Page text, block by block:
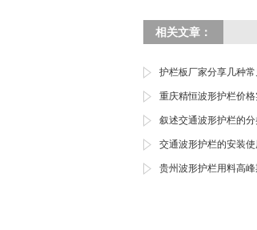
相关文章：
护栏板厂家分享几种
重庆精恒波形护栏价
叙述交通波形护栏的
交通波形护栏的安装
贵州波形护栏用料高峰